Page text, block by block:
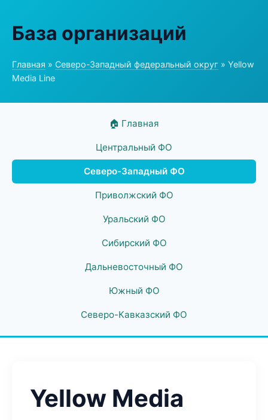
База организаций
Главная » Северо-Западный федеральный округ » Yellow
Media Line
🏠 Главная
Центральный ФО
Северо-Западный ФО
Приволжский ФО
Уральский ФО
Сибирский ФО
Дальневосточный ФО
Южный ФО
Северо-Кавказский ФО
Yellow Media